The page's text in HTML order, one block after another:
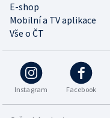
E-shop
Mobilní a TV aplikace
Vše o ČT
Instagram Facebook